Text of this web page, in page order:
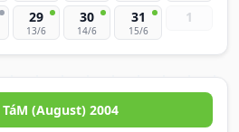
29
13/6
30
14/6
31
15/6
1
TáM (August) 2004